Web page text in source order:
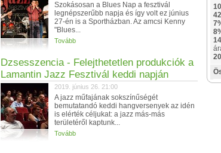
Szokásosan a Blues Nap a fesztivál
legnépszerűbb napja és így volt ez június
27-én is a Sportházban. Az amcsi Kenny
"Blues...
Tovább
Dzsesszencia - Felejthetetlen produkciók a
Lamantin Jazz Fesztivál keddi napján
2019. június 26. 21:00
A jazz műfajának sokszínűségét
bemutatandó keddi hangversenyek az idén
is elérték céljukat: a jazz más-más
területéről kaptunk...
Tovább